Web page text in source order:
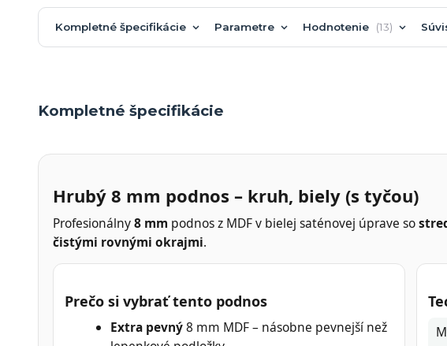
Kompletné špecifikácie Parametre Hodnotenie 13
Kompletné špecifikácie
Hrubý 8 mm podnos – kruh, biely (s tyčou)
Profesionálny8 mm podnos z MDF v bielej saténovej úprave so
čistými rovnými okrajmi.
Prečo si vybrať tento podnos
Extra pevný8 mm MDF – násobne pevnejší než